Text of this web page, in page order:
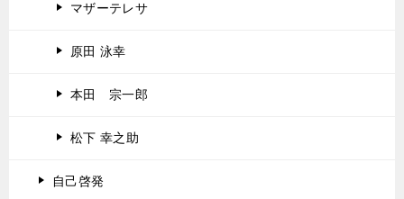
マザーテレサ
原田 泳幸
本田 宗一郎
松下 幸之助
自己啓発